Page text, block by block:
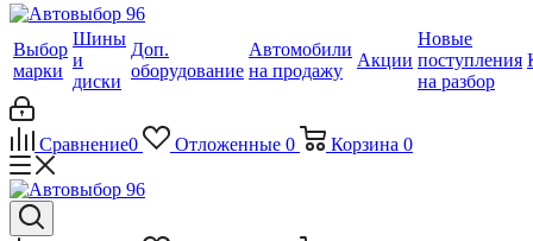
Выбор
марки
Шины
и
диски
Доп.
оборудование
Автомобили
на продажу
Акции
Новые
поступления
на разбор
Сравнение0 Отложенные 0 Корзина 0